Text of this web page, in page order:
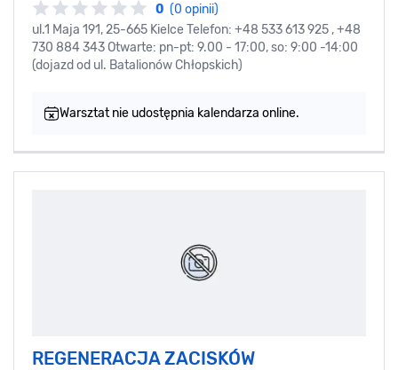
0 (0 opinii)
ul.1 Maja 191, 25-665 Kielce Telefon: +48 533 613 925 , +48
730 884 343 Otwarte: pn-pt: 9.00 - 17:00, so: 9:00 -14:00
(dojazd od ul. Batalionów Chłopskich)
Warsztat nie udostępnia kalendarza online.
REGENERACJA ZACISKÓW